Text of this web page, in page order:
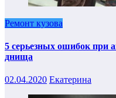
Ремонт кузова
5 серьезных ошибок при
днища
02.04.2020 Екатерина